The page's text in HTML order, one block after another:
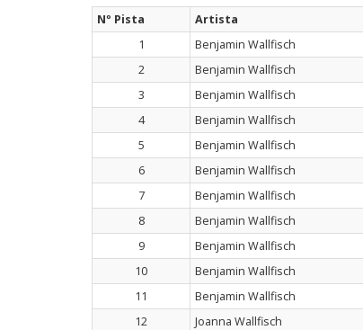
Nº Pista Artista
1
Benjamin Wallfisch
2
Benjamin Wallfisch
3
Benjamin Wallfisch
4
Benjamin Wallfisch
5
Benjamin Wallfisch
6
Benjamin Wallfisch
7
Benjamin Wallfisch
8
Benjamin Wallfisch
9
Benjamin Wallfisch
10
Benjamin Wallfisch
11
Benjamin Wallfisch
12
Joanna Wallfisch